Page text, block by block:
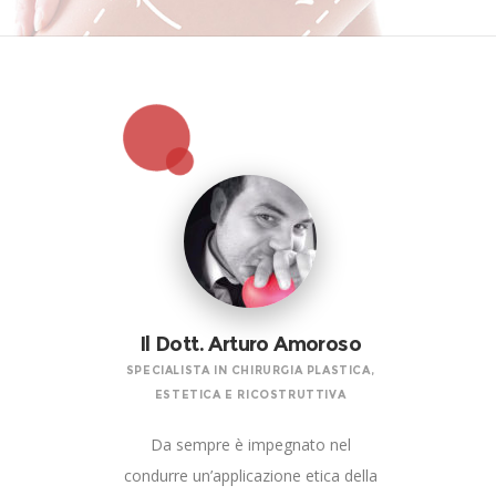
Il Dott. Arturo Amoroso
SPECIALISTA IN CHIRURGIA PLASTICA,
ESTETICA E RICOSTRUTTIVA
Da sempre è impegnato nel
condurre un’applicazione etica della